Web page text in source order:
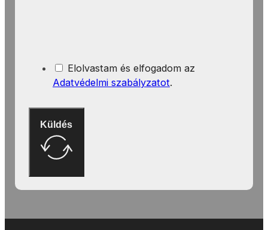
Elolvastam és elfogadom az
Adatvédelmi szabályzatot.
Küldés